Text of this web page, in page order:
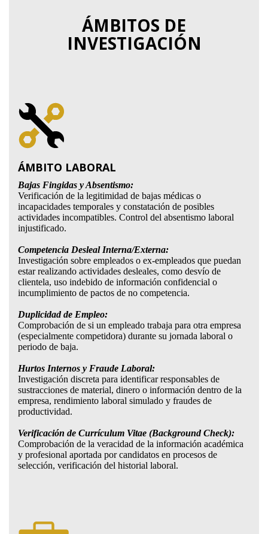
ÁMBITOS DE
INVESTIGACIÓN
ÁMBITO LABORAL
Bajas Fingidas y Absentismo:
Verificación de la legitimidad de bajas médicas o
incapacidades temporales y constatación de posibles
actividades incompatibles. Control del absentismo laboral
injustificado.
Competencia Desleal Interna/Externa:
Investigación sobre empleados o ex-empleados que puedan
estar realizando actividades desleales, como desvío de
clientela, uso indebido de información confidencial o
incumplimiento de pactos de no competencia.
Duplicidad de Empleo:
Comprobación de si un empleado trabaja para otra empresa
(especialmente competidora) durante su jornada laboral o
periodo de baja.
Hurtos Internos y Fraude Laboral:
Investigación discreta para identificar responsables de
sustracciones de material, dinero o información dentro de la
empresa, rendimiento laboral simulado y fraudes de
productividad.
Verificación de Currículum Vitae (Background Check):
Comprobación de la veracidad de la información académica
y profesional aportada por candidatos en procesos de
selección, verificación del historial laboral.